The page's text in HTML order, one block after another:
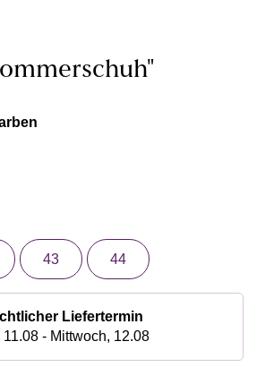
43 44
Liefertermin
11.08 - Mittwoch, 12.08